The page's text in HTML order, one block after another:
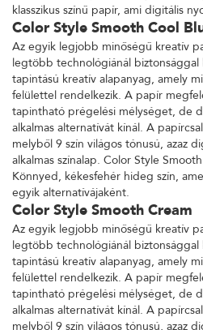
klasszikus színű papír, ami digitális
Color Style Smooth Cool
Az egyik legjobb minőségű kreatív
legtöbb technológiánál biztonsággal
tapintású kreatív alapanyag, amely
felülettel rendelkezik. A papír
tapintható prégelési mélységet, de
alkalmas alternatívát kínál. A
melyből 9 szín világos tónusú, azaz
alkalmas színalap. Color Style
Könnyed, kékesfehér hideg szín,
egyik alternatívájaként.
Color Style Smooth Cream
Az egyik legjobb minőségű kreatív
legtöbb technológiánál biztonsággal
tapintású kreatív alapanyag, amely
felülettel rendelkezik. A papír
tapintható prégelési mélységet, de
alkalmas alternatívát kínál. A